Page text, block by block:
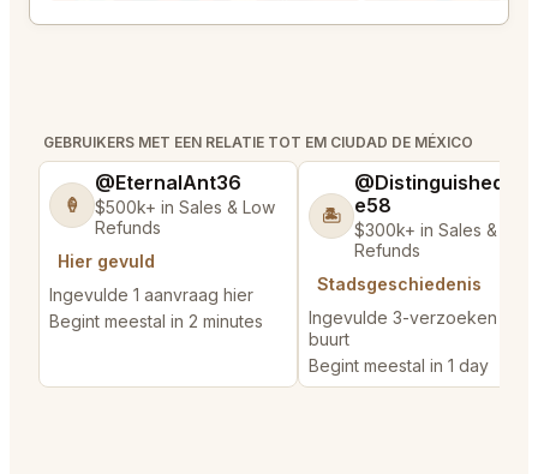
GEBRUIKERS MET EEN RELATIE TOT EM CIUDAD DE MÉXICO
🍦
@EternalAnt36
$500k+ in Sales & Low
Refunds
Hier gevuld
Ingevulde 1 aanvraag hier
Begint meestal in 2 minutes
🏝️
@DistinguishedTre
e58
$300k+ in Sales & Low
Refunds
Stadsgeschiedenis
Ingevulde 3-verzoeken in
buurt
Begint meestal in 1 day